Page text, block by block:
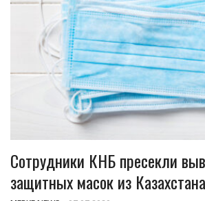
Сотрудники КНБ пресекли
защитных масок из Казахстана